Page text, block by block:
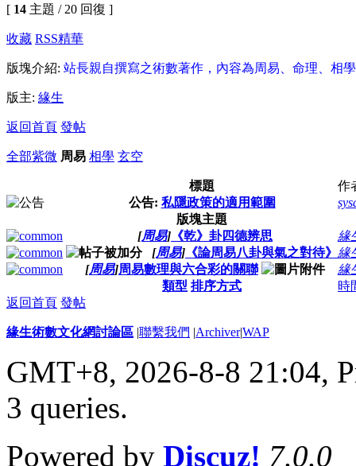
[ 14 主題 / 20 回復 ]
收藏 RSS精華
版塊介紹: 站長親自撰寫之術數著作，內容為周易、命理、相
版主: 緣生
返回首頁 發帖
全部紫微 周易 相學 玄空
標題
作
公告: 私隱政策的適用範圍
版塊主題
[周易] 《乾》卦四德辨思
緣
[周易] 《論周易八卦與氣之對待》 緣
[周易]周易數理與六合彩的關聯
緣
類型 排序方式
時
返回首頁 發帖
緣生術數文化網討論區 |聯繫我們 |Archiver|WAP
GMT+8, 2026-8-8 21:04,
3 queries.
Powered by Discuz! 7.0.0